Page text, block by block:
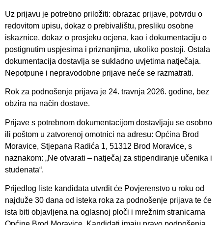
Uz prijavu je potrebno priložiti: obrazac prijave, potvrdu o
redovitom upisu, dokaz o prebivalištu, presliku osobne
iskaznice, dokaz o prosjeku ocjena, kao i dokumentaciju o
postignutim uspjesima i priznanjima, ukoliko postoji. Ostala
dokumentacija dostavlja se sukladno uvjetima natječaja.
Nepotpune i nepravodobne prijave neće se razmatrati.
Rok za podnošenje prijava je 24. travnja 2026. godine, bez
obzira na način dostave.
Prijave s potrebnom dokumentacijom dostavljaju se osobno
ili poštom u zatvorenoj omotnici na adresu: Općina Brod
Moravice, Stjepana Radića 1, 51312 Brod Moravice, s
naznakom: „Ne otvarati – natječaj za stipendiranje učenika i
studenata“.
Prijedlog liste kandidata utvrdit će Povjerenstvo u roku od
najduže 30 dana od isteka roka za podnošenje prijava te će
ista biti objavljena na oglasnoj ploči i mrežnim stranicama